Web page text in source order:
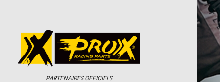
PARTENAIRES OFFICIELS